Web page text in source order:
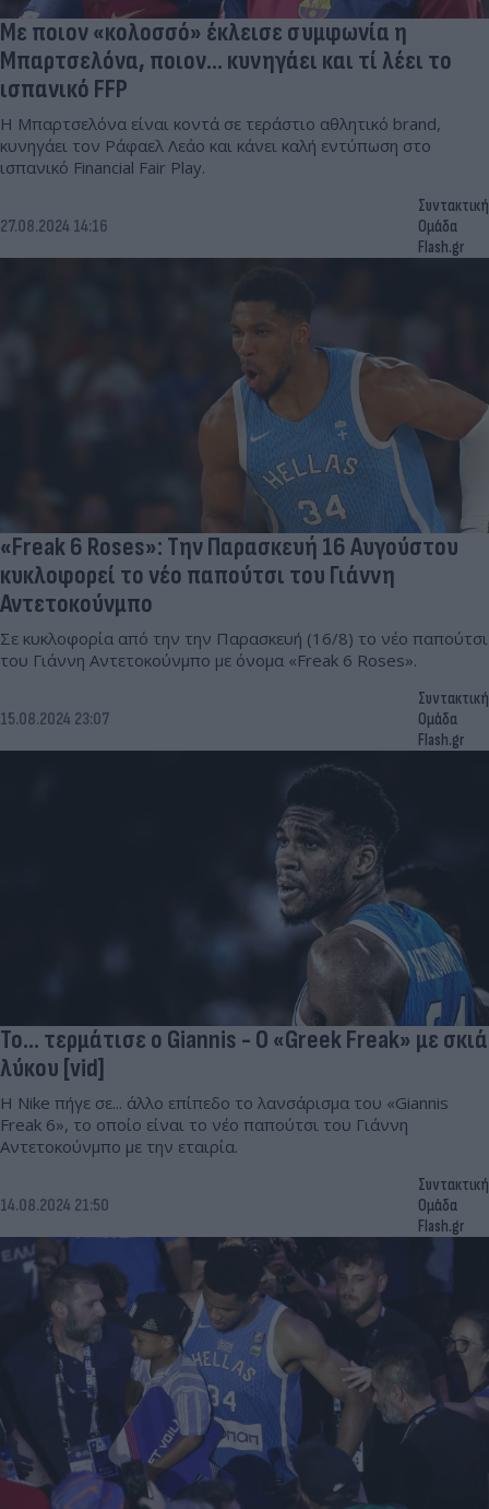
Με ποιον «κολοσσό» έκλεισε συμφωνία η
Μπαρτσελόνα, ποιον... κυνηγάει και τί λέει το
ισπανικό FFP
H Μπαρτσελόνα είναι κοντά σε τεράστιο αθλητικό brand,
κυνηγάει τον Ράφαελ Λεάο και κάνει καλή εντύπωση στο
ισπανικό Financial Fair Play.
27.08.2024 14:16
Συντακτική
Ομάδα
Flash.gr
«Freak 6 Roses»: Την Παρασκευή 16 Αυγούστου
κυκλοφορεί το νέο παπούτσι του Γιάννη
Αντετοκούνμπο
Σε κυκλοφορία από την την Παρασκευή (16/8) το νέο παπούτσι
του Γιάννη Αντετοκούνμπο με όνομα «Freak 6 Roses».
15.08.2024 23:07
Συντακτική
Ομάδα
Flash.gr
Το... τερμάτισε ο Giannis - Ο «Greek Freak» με σκιά
λύκου [vid]
Η Nike πήγε σε... άλλο επίπεδο το λανσάρισμα του «Giannis
Freak 6», το οποίο είναι το νέο παπούτσι του Γιάννη
Αντετοκούνμπο με την εταιρία.
14.08.2024 21:50
Συντακτική
Ομάδα
Flash.gr